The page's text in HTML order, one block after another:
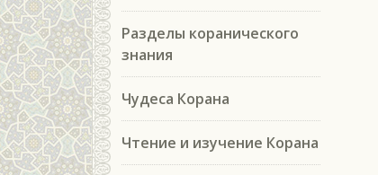
Разделы коранического
знания
Чудеса Корана
Чтение и изучение Корана